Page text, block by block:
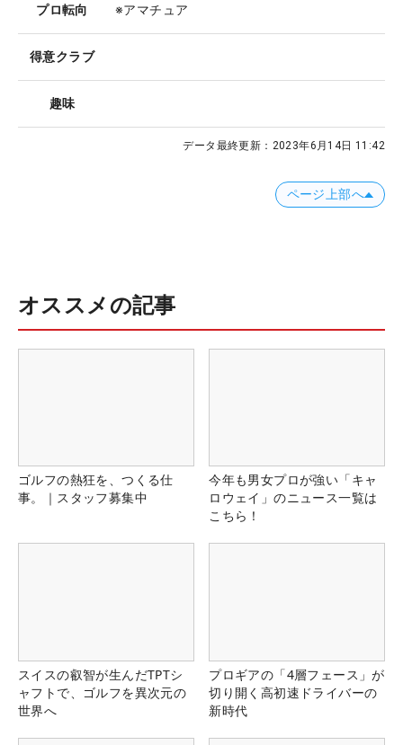
プロ転向 ※アマチュア
得意クラブ
趣味
データ最終更新： 2023年6月14日 11:42
ページ上部へ
オススメの記事
ゴルフの熱狂を、つくる仕
事。｜スタッフ募集中
今年も男女プロが強い「キャ
ロウェイ」のニュース一覧は
こちら！
スイスの叡智が生んだTPTシ
ャフトで、ゴルフを異次元の
世界へ
プロギアの「4層フェース」が
切り開く高初速ドライバーの
新時代